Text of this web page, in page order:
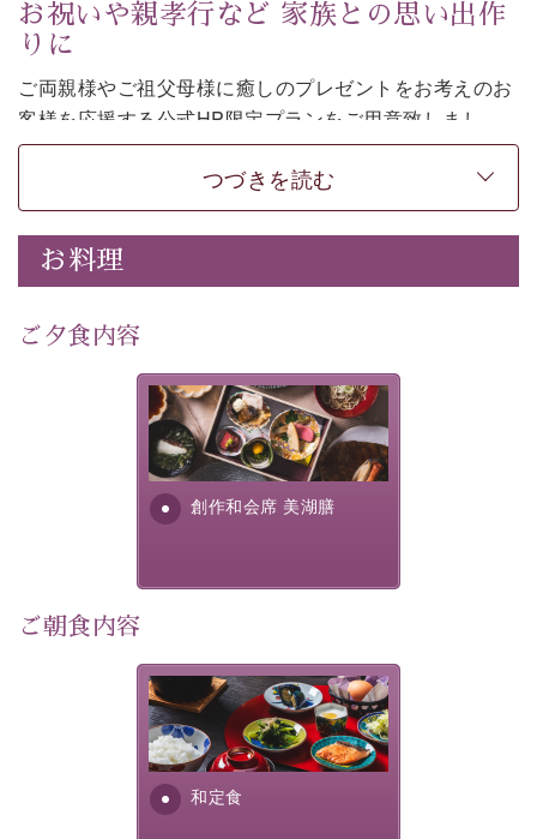
お祝いや親孝行など 家族との思い出作
りに
ご両親様やご祖父母様に癒しのプレゼントをお考えのお
客様を応援する公式HP限定プランをご用意致しまし
た。
日頃なかなか言えない感謝の気持ちを
お伝えし
てみてはいかがでしょうか。
-----------【安心への取り組み】----------
個室料亭、貸切風呂のご利用が可能な上、 安心安全にご
30項目以上からなる独自の衛生・消毒プログラムの基、
---------------------------------------------
・記念写真＆オリジナル【フォトフレームカード】プレ
思い出デザートプレート付き
・諏訪大社4社を巡る無料参拝バス（事前予約制）
・館内着をご用意
・就寝用パジャマをご用意
・環境に配慮したアメニティをご用意
・館内フリーWi-Fi
・チェックイン15時、チェックアウト10時
つづきを読む
お料理
ご夕食内容
創作和会席 美湖膳
美湖膳とは諏訪の地で特別を
提供する為に料理長・神原 裕
明が考え出した創作和会席で
す。美しい諏訪湖の幸...
ご朝食内容
和定食
さっぱりとした和食膳に使わ
れる食材は、諏訪の名産品を
ふんだんに取り入れ、安心・
安全を心掛けた長野県産...